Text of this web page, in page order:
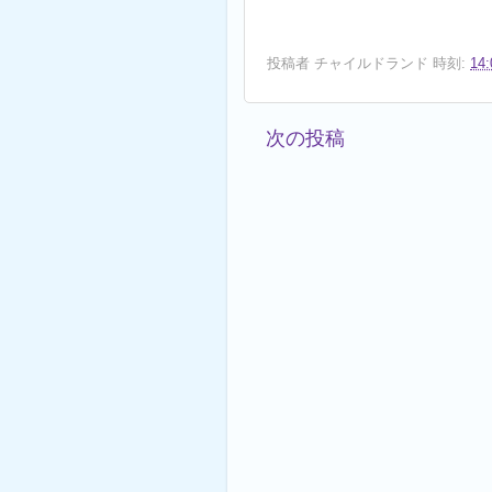
投稿者 チャイルドランド 時刻:
次の投稿